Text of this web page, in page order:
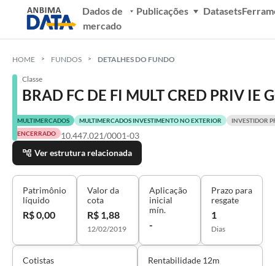
Dados de
mercado
Publicações Datasets
HOME FUNDOS DETALHES DO FUNDO
Classe
BRAD FC DE FI MULT CRED PRIV IE
MULTIMERCADOS MULTIMERCADOS INVESTIMENTO NO EXTERIOR
INVESTIDOR
ENCERRADO
10.447.021/0001-03
Ver estrutura relacionada
Patrimônio
líquido
R$ 0,00
Valor da
cota
R$ 1,88
12/02/2019
Aplicação
inicial
mín.
-
Prazo para
resgate
1
Dias
Cotistas Rentabilidade 12m